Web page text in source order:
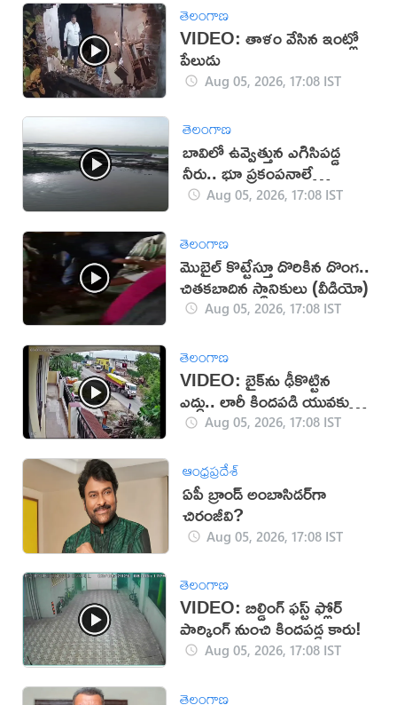
తెలంగాణ
VIDEO: తాళం వేసిన ఇంట్లో
పేలుడు
Aug 05, 2026, 17:08 IST
తెలంగాణ
బావిలో ఉవ్వెత్తున ఎగిసిపడ్డ
నీరు.. భూ ప్రకంపనాలే
కారణమా?
Aug 05, 2026, 17:08 IST
తెలంగాణ
మొబైల్ కొట్టేస్తూ దొరికిన దొంగ..
చితకబాదిన స్థానికులు (వీడియో)
Aug 05, 2026, 17:08 IST
తెలంగాణ
VIDEO: బైక్‌ను ఢీకొట్టిన
ఎద్దు.. లారీ కిందపడి యువకుడు
మృతి!Aug 05, 2026, 17:08 IST
ఆంధ్రప్రదేశ్
ఏపీ బ్రాండ్ అంబాసిడర్‌గా
చిరంజీవి?
Aug 05, 2026, 17:08 IST
తెలంగాణ
VIDEO: బిల్డింగ్ ఫస్ట్ ఫ్లోర్
పార్కింగ్ నుంచి కిందపడ్డ కారు!
Aug 05, 2026, 17:08 IST
తెలంగాణ